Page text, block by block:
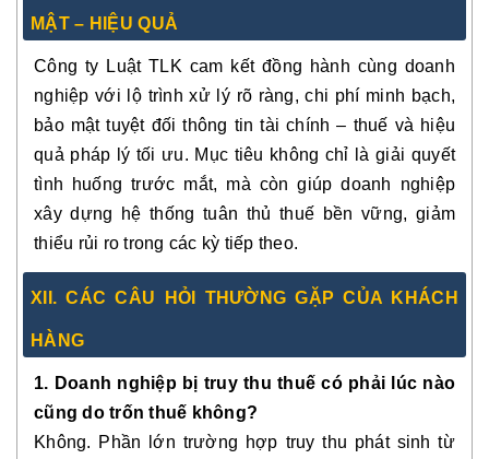
MẬT – HIỆU QUẢ
Công ty Luật TLK cam kết đồng hành cùng doanh
nghiệp với
lộ trình xử lý rõ ràng, chi phí minh bạch,
bảo mật tuyệt đối thông tin tài chính – thuế và hiệu
quả pháp lý tối ưu. Mục tiêu không chỉ là giải quyết
tình huống trước mắt, mà còn giúp doanh nghiệp
xây dựng hệ thống tuân thủ thuế bền vững, giảm
thiểu rủi ro trong các kỳ tiếp theo.
XI . CÁC CÂU HỎI THƯỜNG GẶP CỦA KHÁCH
HÀNG
1. Doanh nghiệp bị truy thu thuế có phải lúc nào
cũng do trốn thuế không?
Không. Phần lớn trường hợp truy thu phát sinh từ